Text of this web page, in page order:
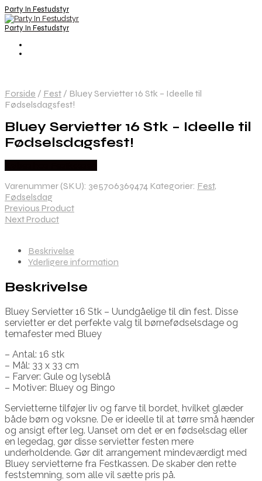
Party In Festudstyr
Party In Festudstyr
Forside / Fest / Bluey Servietter 16 Stk – Ideelle til
Fødselsdagsfest!
Bluey Servietter 16 Stk – Ideelle til
Fødselsdagsfest!
Varenummer (SKU): 3e5706369474 Kategorier: Fest,
Fødselsdag
Previous Product
Next Product
Beskrivelse
Yderligere information
Beskrivelse
Bluey Servietter 16 Stk – Uundgåelige til din fest. Disse
servietter er det perfekte valg til børnefødselsdage og
temafester med Bluey
– Antal: 16 stk
– Mål: 33 x 33 cm
– Farver: Gule og lyseblå
– Motiver: Bluey og Bingo
Servietterne tilføjer liv og farve til bordet, hvilket glæder
både børn og voksne. De er ideelle til at tørre små hænder
og ansigt efter leg. Uanset om det er en fødselsdag eller
en legedag, gør disse servietter festen mere
underholdende. Gør dit arrangement mindeværdigt med
Bluey servietterne fra Festkassen. De skaber den rette
feststemning, som alle vil sætte pris på.